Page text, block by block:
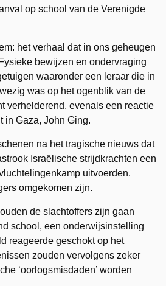
op school van de Verenigde
het verhaal dat in ons geheugen
bewijzen en ondervraging
waaronder een leraar die in
was op het ogenblik van de
verhelderend, evenals een reactie
in Gaza, John Ging.
na het tragische nieuws dat
Israëlische strijdkrachten een
uitvoerden.
omgekomen zijn.
de slachtoffers zijn gaan
school, een onderwijsinstelling
reageerde geschokt op het
zouden vervolgens zeker
‘oorlogsmisdaden’ worden